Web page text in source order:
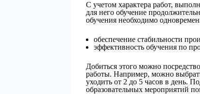
С учетом характера работ,
для него обучение
обучения необходимо
обеспечение стабильности
эффективность обучения по
Добиться этого можно
работы. Например, можно
уходить от 2 до 5 часов в день.
образовательных мероприятий